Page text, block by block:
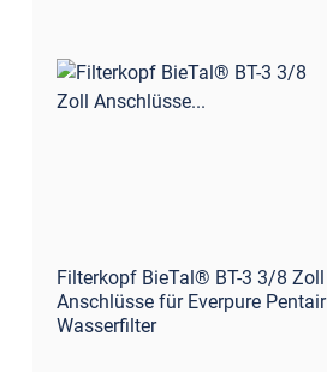
Filterkopf BieTal® BT-3 3/8 Zoll
Anschlüsse für Everpure Pentair
Wasserfilter